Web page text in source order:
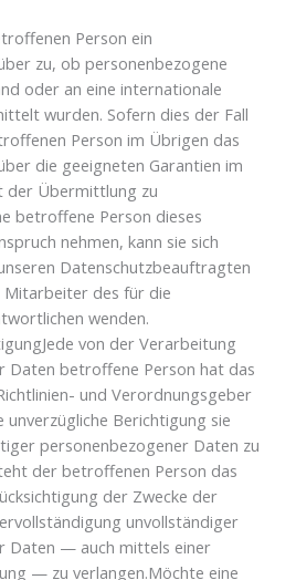
Person ein
zu, ob personenbezogene
oder an eine internationale
wurden. Sofern dies der Fall
Person im Übrigen das
die geeigneten Garantien im
der Übermittlung zu
betroffene Person dieses
nehmen, kann sie sich
Datenschutzbeauftragten
Mitarbeiter des für die
wenden.
von der Verarbeitung
Daten betroffene Person hat das
und Verordnungsgeber
unverzügliche Berichtigung sie
personenbezogener Daten zu
der betroffenen Person das
der Zwecke der
unvollständiger
Daten — auch mittels einer
— zu verlangen.Möchte eine